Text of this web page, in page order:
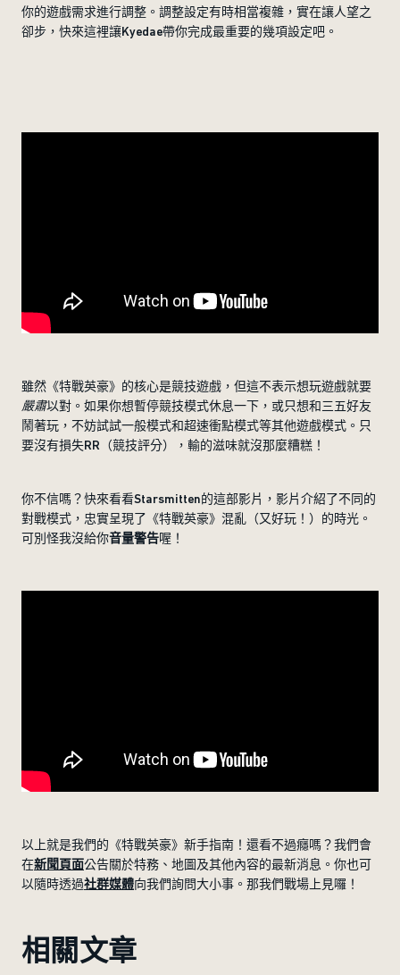
你的遊戲需求進行調整。調整設定有時相當複雜，實在讓人望之
卻步，快來這裡讓Kyedae帶你完成最重要的幾項設定吧。
雖然《特戰英豪》的核心是競技遊戲，但這不表示想玩遊戲就要
嚴肅以對。如果你想暫停競技模式休息一下，或只想和三五好友
鬧著玩，不妨試試一般模式和超速衝點模式等其他遊戲模式。只
要沒有損失RR（競技評分），輸的滋味就沒那麼糟糕！
你不信嗎？快來看看Starsmitten的這部影片，影片介紹了不同的
對戰模式，忠實呈現了《特戰英豪》混亂（又好玩！）的時光。
可別怪我沒給你音量警告喔！
以上就是我們的《特戰英豪》新手指南！還看不過癮嗎？我們會
在新聞頁面公告關於特務、地圖及其他內容的最新消息。你也可
以隨時透過社群媒體向我們詢問大小事。那我們戰場上見囉！
相關文章